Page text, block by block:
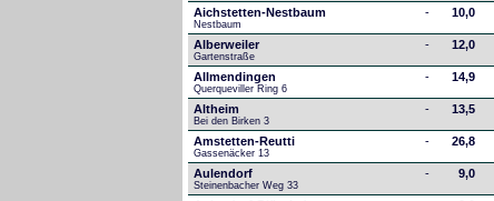
Aichstetten-Nestbaum
Nestbaum
- 10,0
Alberweiler
Gartenstraße
- 12,0
Allmendingen
Querqueviller Ring 6
- 14,9
Altheim
Bei den Birken 3
- 13,5
Amstetten-Reutti
Gassenäcker 13
- 26,8
Aulendorf
Steinenbacher Weg 33
- 9,0